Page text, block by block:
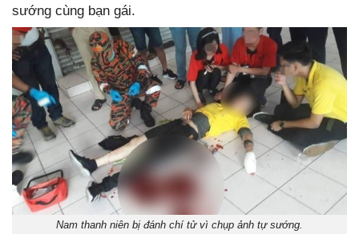
sướng cùng bạn gái.
Nam thanh niên bị đánh chí tử vì chụp ảnh tự sướng.